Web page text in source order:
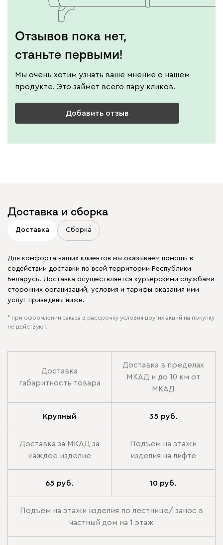
Отзывов пока нет,
станьте первыми!
Мы очень хотим узнать ваше мнение о нашем
продукте. Это займет всего пару кликов.
Добавить отзыв
Доставка и сборка
Доставка Сборка
Для комфорта наших клиентов мы оказываем помощь в
содействии доставки по всей территории Республики
Беларусь. Доставка осуществляется курьерскими службами
сторонних организаций, условия и тарифы оказания ими
услуг приведены ниже.
* при оформлении заказа в рассрочку условия других акций на покупку
не действуют.
Доставка
габаритность товара
Доставка в пределах
МКАД и до 10 км от
МКАД
Крупный 35 руб.
Доставка за МКАД за
каждое изделие
Подъем на этажи
изделия на лифте
65 руб. 10 руб.
Подъем на этажи изделия по лестнице/ занос в
частный дом на 1 этаж